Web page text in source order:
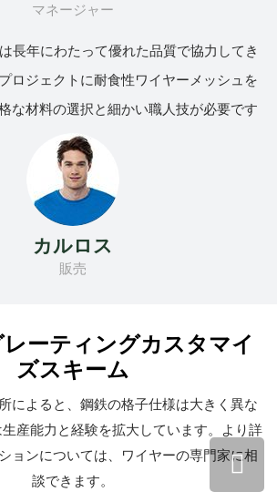
マネージャー
長年にわたって優れた品質で協力してき
ロジェクトに耐食性ワイヤーメッシュを
な材料の選択と細かい職人技が必要です
カルロス
販売
ーティングカスタマイ
ズスキーム
によると、鋼鉄の格子仕様は大きく異な
生産能力と経験を拡大しています。より詳
ョンについては、ワイヤーの専門家に相
談できます。